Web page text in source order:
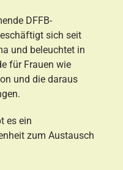
DFFB-
sich seit
und beleuchtet in
für Frauen wie
und die daraus
es ein
zum Austausch